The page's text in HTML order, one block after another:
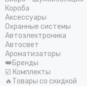
EDGE
ESX
E.O.S.
FSD Audio
Focal
Five
GAS
Короба
Аксессуары
Охранные системы
Автоэлектроника
Автосвет
Ароматизаторы
👑Бренды
☑️ Комплекты
🔥Товары со скидкой